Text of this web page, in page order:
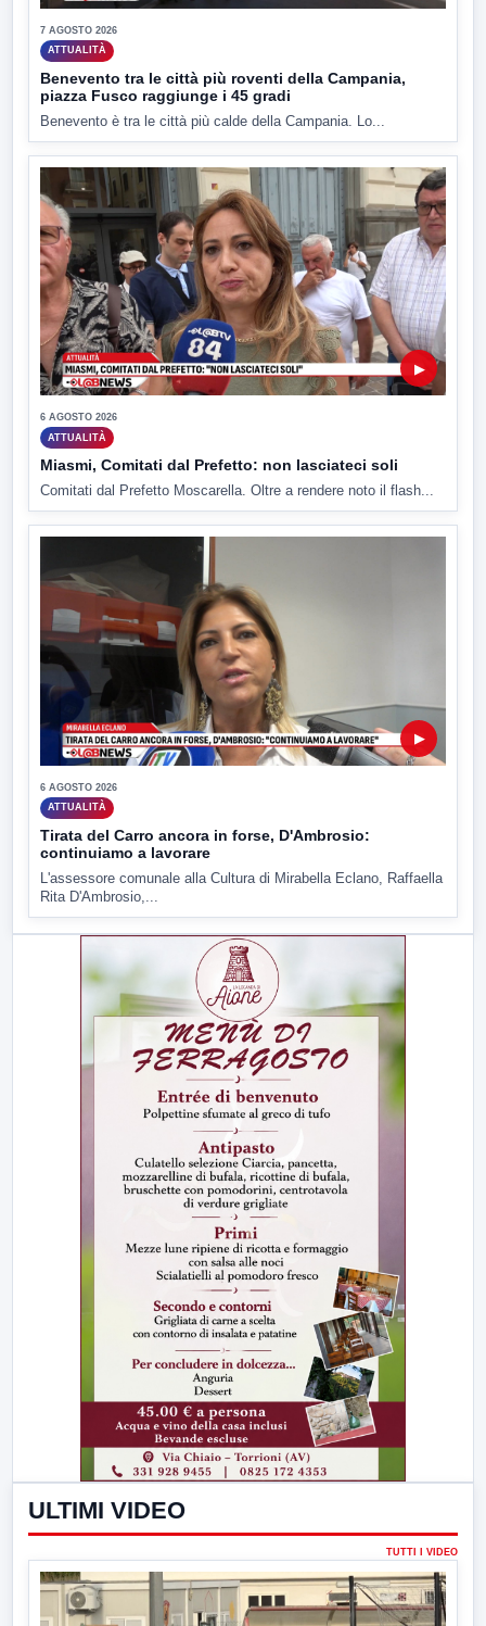
7 AGOSTO 2026
ATTUALITÀ
Benevento tra le città più roventi della Campania,
piazza Fusco raggiunge i 45 gradi
Benevento è tra le città più calde della Campania. Lo...
▶
6 AGOSTO 2026
ATTUALITÀ
Miasmi, Comitati dal Prefetto: non lasciateci soli
Comitati dal Prefetto Moscarella. Oltre a rendere noto il flash...
▶
6 AGOSTO 2026
ATTUALITÀ
Tirata del Carro ancora in forse, D'Ambrosio:
continuiamo a lavorare
L'assessore comunale alla Cultura di Mirabella Eclano, Raffaella
Rita D'Ambrosio,...
ULTIMI VIDEO
TUTTI I VIDEO